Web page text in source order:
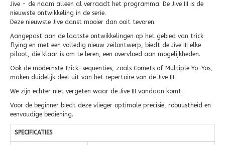
Jive - de naam alleen al verraadt het programma. De Jive III is de
nieuwste ontwikkeling in de serie.
Deze nieuwste Jive danst mooier dan ooit tevoren.
Aangepast aan de laatste ontwikkelingen op het gebied van trick
flying en met een volledig nieuw zeilontwerp, biedt de Jive III elke
piloot, die klaar is om te leren, een overvloed aan mogelijkheden.
Ook de modernste trick-sequenties, zoals Comets of Multiple Yo-Yos,
maken duidelijk deel uit van het repertoire van de Jive III.
We zijn echter niet vergeten waar de Jive III vandaan komt.
Voor de beginner biedt deze vlieger optimale precisie, robuustheid en
eenvoudige bediening.
SPECIFICATIES